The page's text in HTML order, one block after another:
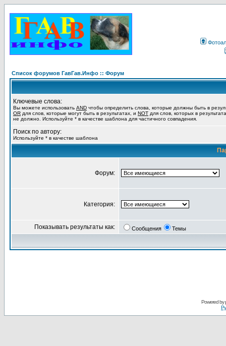
Список форумов ГавГав.Инфо :: Форум
Ключевые слова:
Вы можете использовать AND чтобы определить слова, которые должны быть в
OR для слов, которые могут быть в результатах, и NOT для слов, которых в
не должно. Используйте * в качестве шаблона для частичного совпадения.
Поиск по автору:
Используйте * в качестве шаблона
Форум:
Категория:
Показывать результаты как: Сообщения Темы
Powered by